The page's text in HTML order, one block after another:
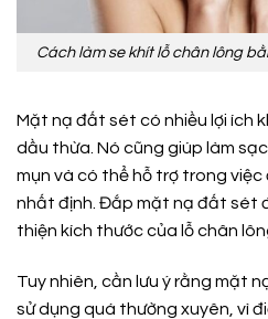
Cách làm se khít lỗ chân lông
Mặt nạ đất sét có nhiều lợi ích
dầu thừa. Nó cũng giúp làm
mụn và có thể hỗ trợ trong việc
nhất định. Đắp mặt nạ đất sét
thiện kích thước của lỗ chân
Tuy nhiên, cần lưu ý rằng mặt
sử dụng quá thường xuyên, vì